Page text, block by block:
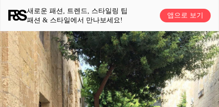
새로운 패션, 트렌드, 스타일링 팁
패션 & 스타일에서 만나보세요!
앱으로 보기